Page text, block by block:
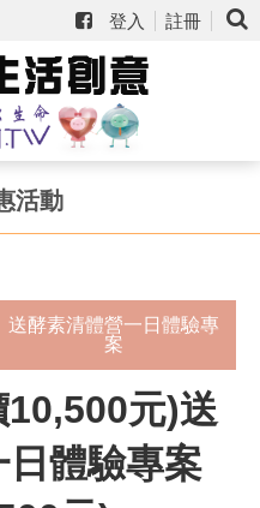
登入 註冊
活動
送酵素清體營一日體驗專
案
元)送
體驗專案